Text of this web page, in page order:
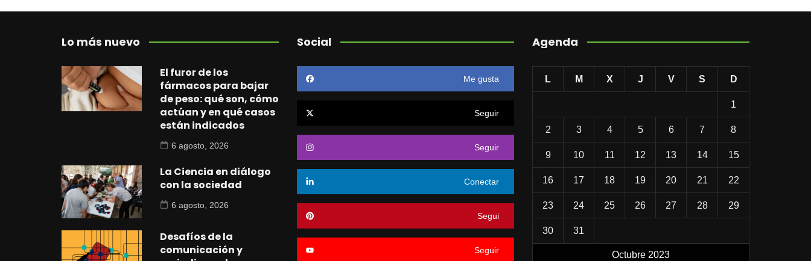
Lo más nuevo
El furor de los
fármacos para bajar
de peso: qué son, cómo
actúan y en qué casos
están indicados
6 agosto, 2026
La Ciencia en diálogo
con la sociedad
6 agosto, 2026
Desafíos de la
comunicación y
Social
Me gusta
Seguir
Seguir
Conectar
Segui
Seguir
Agenda
Octubre 2023
L M X J V S D
1
2 3 4 5 6 7 8
9 10 11 12 13 14 15
16 17 18 19 20 21 22
23 24 25 26 27 28 29
30 31